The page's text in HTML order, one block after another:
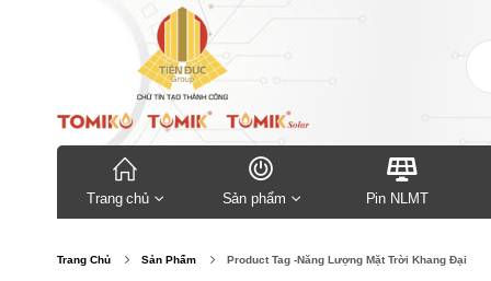
Trang chủ Sản phẩm Pin NLMT
Trang Chủ Sản Phẩm Product Tag -Năng Lượng Mặt Trời Khang Đại